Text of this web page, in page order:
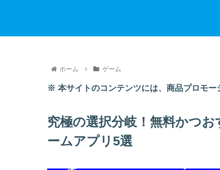
ホーム ゲーム
※ 本サイトのコンテンツには、商品プロモー
究極の選択分岐！無料かつ
ームアプリ5選